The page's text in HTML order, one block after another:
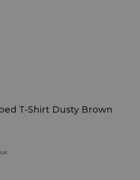
T-Shirt Dusty Brown